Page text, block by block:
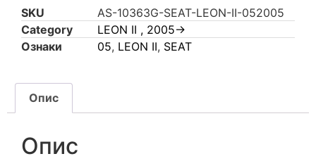
SKU
AS-10363G-SEAT-LEON-II-052005
Category
LEON II , 2005->
Ознаки
05, LEON II, SEAT
Опис
Опис